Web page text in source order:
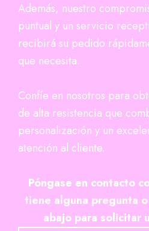
Además, nuestro
puntual y un servicio
recibirá su pedido
que necesita.
Confíe en nosotros para
de alta resistencia que
personalización y un
atención al cliente.
Póngase en contacto
tiene alguna pregunta
abajo para solicitar